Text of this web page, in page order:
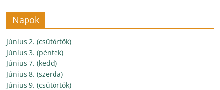
Napok
Június 2. (csütörtök)
Június 3. (péntek)
Június 7. (kedd)
Június 8. (szerda)
Június 9. (csütörtök)